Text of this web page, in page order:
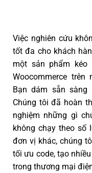
Việc nghiên cứu
tốt đa cho khách
một sản phẩm
Woocommerce trên
Bạn dám sẵn
Chúng tôi đã hoàn
nghiệm những gì
không chạy theo số
đơn vị khác, chúng
tối ưu code, tạo
trong thương mại